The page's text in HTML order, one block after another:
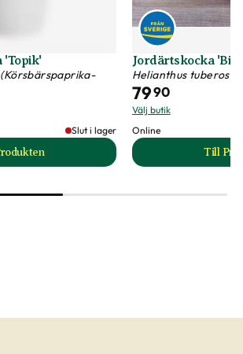
'Topik'
Slut i lager
till Körsbärspaprika 'Topik' produktsida
Jordärtskocka
Helianthus tuberosus
7990
Välj butik
Online
Till